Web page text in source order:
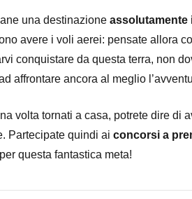
una destinazione assolutamente
avere i voli aerei: pensate allora
conquistare da questa terra, non
affrontare ancora al meglio
volta tornati a casa, potrete dire di
Partecipate quindi ai concorsi a
questa fantastica meta!